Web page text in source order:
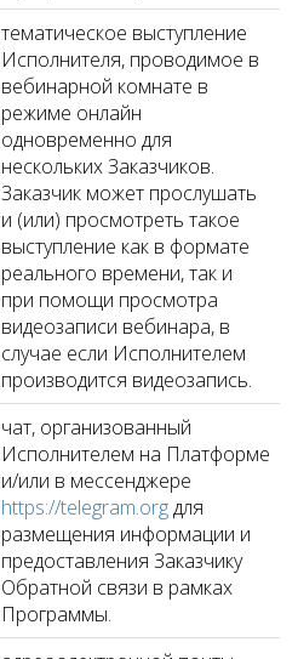
тематическое выступление
Исполнителя, проводимое в
вебинарной комнате в
режиме онлайн
одновременно для
нескольких Заказчиков.
Заказчик может прослушать
и (или) просмотреть такое
выступление как в формате
реального времени, так и
при помощи просмотра
видеозаписи вебинара, в
случае если Исполнителем
производится видеозапись.
чат, организованный
Исполнителем на Платформе
и/или в мессенджере
https://telegram.orgдля
размещения информации и
предоставления Заказчику
Обратной связи в рамках
Программы.